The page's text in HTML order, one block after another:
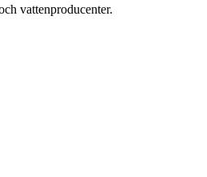
vattenproducenter.